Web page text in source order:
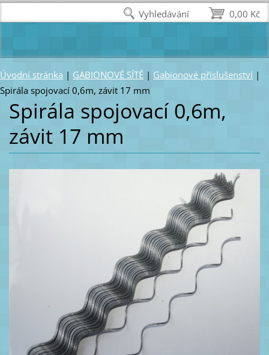
Úvodní stránka | GABIONOVÉ SÍTĚ | Gabionové příslušenství |
Spirála spojovací 0,6m, závit 17 mm
Spirála spojovací 0,6m,
závit 17 mm
0,00 Kč
Vyhledávání